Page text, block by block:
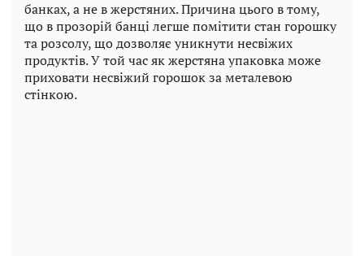
банках, а не в жерстяних. Причина цього в тому,
що в прозорій банці легше помітити стан горошку
та розсолу, що дозволяє уникнути несвіжих
продуктів. У той час як жерстяна упаковка може
приховати несвіжий горошок за металевою
стінкою.